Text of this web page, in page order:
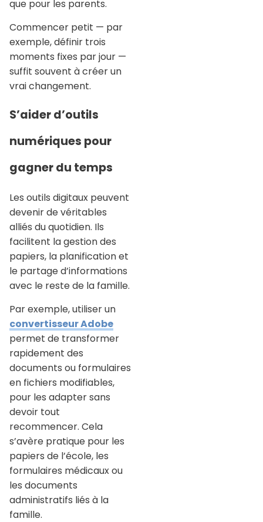
que pour les parents.
Commencer petit — par
exemple, définir trois
moments fixes par jour —
suffit souvent à créer un
vrai changement.
S’aider d’outils
numériques pour
gagner du temps
Les outils digitaux peuvent
devenir de véritables
alliés du quotidien. Ils
facilitent la gestion des
papiers, la planification et
le partage d’informations
avec le reste de la famille.
Par exemple, utiliser un
convertisseur Adobe
permet de transformer
rapidement des
documents ou formulaires
en fichiers modifiables,
pour les adapter sans
devoir tout
recommencer. Cela
s’avère pratique pour les
papiers de l’école, les
formulaires médicaux ou
les documents
administratifs liés à la
famille.